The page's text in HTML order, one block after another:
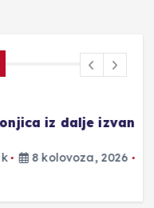
iz dalje izvan
8 kolovoza, 2026